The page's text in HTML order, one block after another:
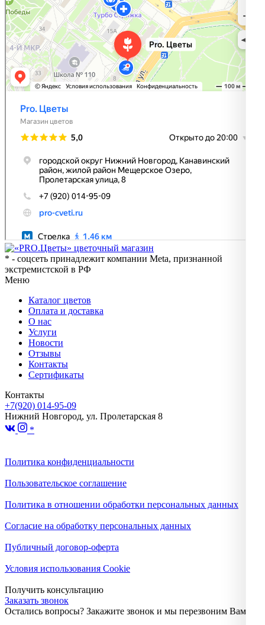
* - соцсеть принадлежит компании Meta, признанной
экстремистской в РФ
Меню
Каталог цветов
Оплата и доставка
О нас
Услуги
Новости
Отзывы
Контакты
Сертификаты
Контакты
+7(920) 014-95-09
Нижний Новгород, ул. Пролетарская 8
*
Политика конфиденциальности
Пользовательское соглашение
Политика в отношении обработки персональных данных
Согласие на обработку персональных данных
Публичный договор-оферта
Условия использования Cookie
Получить консультацию
Заказать звонок
Остались вопросы? Закажите звонок и мы перезвоним Вам.